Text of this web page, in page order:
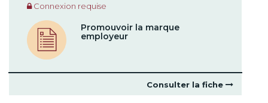
Connexion requise
Promouvoir la marque
employeur
Consulter la fiche